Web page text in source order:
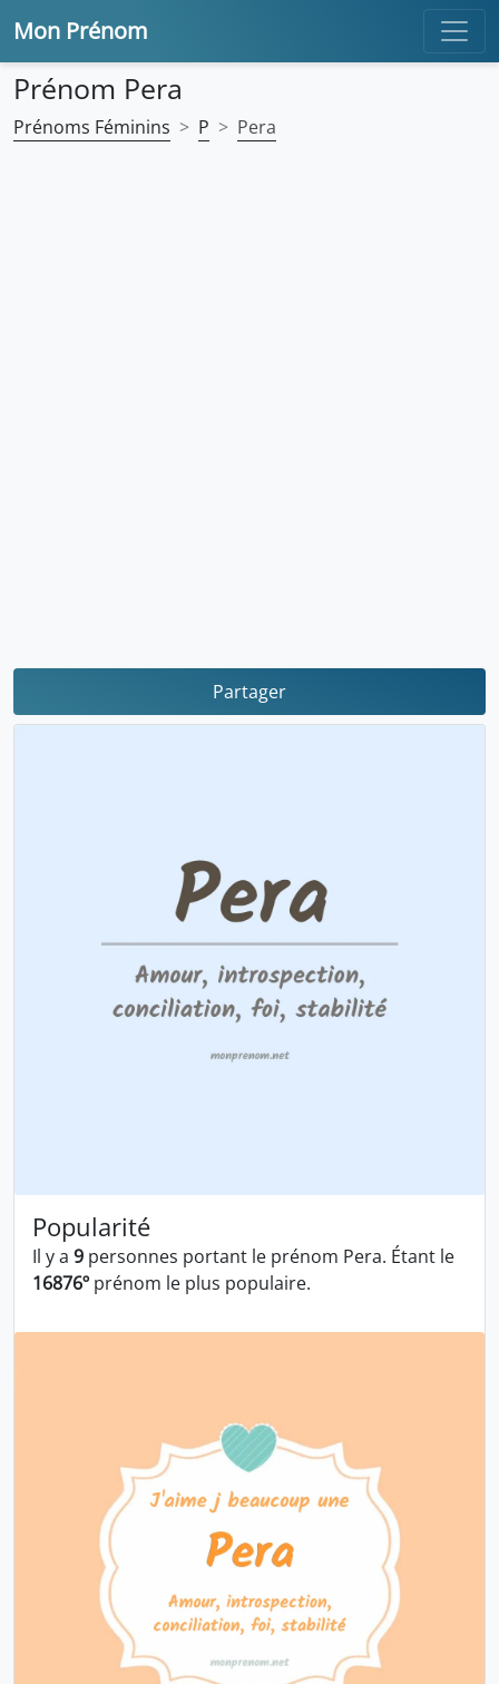
Mon Prénom
Prénom Pera
Prénoms Féminins P Pera
Partager
Popularité
Il y a 9 personnes portant le prénom Pera. Étant le
16876º prénom le plus populaire.